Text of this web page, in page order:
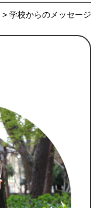
> 学校からのメッセージ